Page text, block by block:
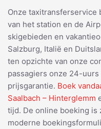
Onze
van het station en de
skigebieden en
Salzburg, Italië en
ten opzichte van onze
passagiers onze 24-
prijsgarantie. Boek
Saalbach – Hinterglemm
tijd. De online boeking is
moderne